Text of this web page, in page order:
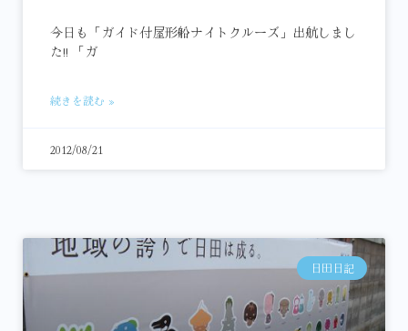
今日も「ガイド付屋形船ナイトクルーズ」出航しまし
た!! 「ガ
続きを読む »
2012/08/21
日田日記